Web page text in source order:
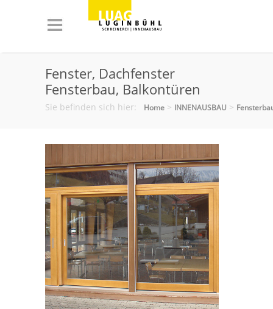
Fenster, Dachfenster
Fensterbau, Balkontüren
Sie befinden sich hier: Home > INNENAUSBAU >